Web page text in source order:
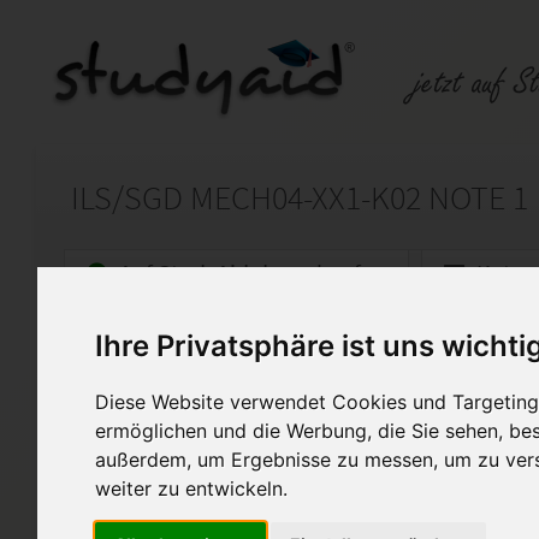
Ihre Privatsphäre ist uns
Diese Website verwendet Cookies und
ermöglichen und die Werbung, die Sie sehen,
außerdem, um Ergebnisse zu messen, um zu
weiter zu entwickeln.
ILS/SGD MECH04-XX1-K02 NOTE 1
Auf StudyAid.de verkaufen
Startseite Sonstiges
Kinematik 2
Ich biete meine selbst
Einsendeaufgabe MECH04-